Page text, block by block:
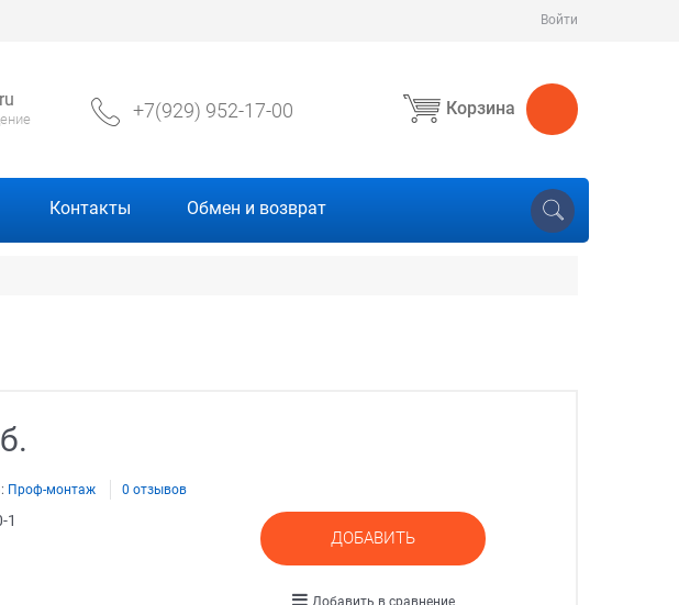
Войти
+7(929) 952-17-00 Корзина
Контакты Обмен и возврат
Проф-монтаж 0 отзывов
1
ДОБАВИТЬ
Добавить в сравнение